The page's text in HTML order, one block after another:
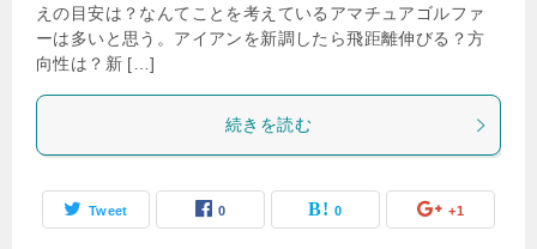
えの目安は？なんてことを考えているアマチュアゴルファ
ーは多いと思う。アイアンを新調したら飛距離伸びる？方
向性は？新 […]
続きを読む
Tweet 0 0 +1